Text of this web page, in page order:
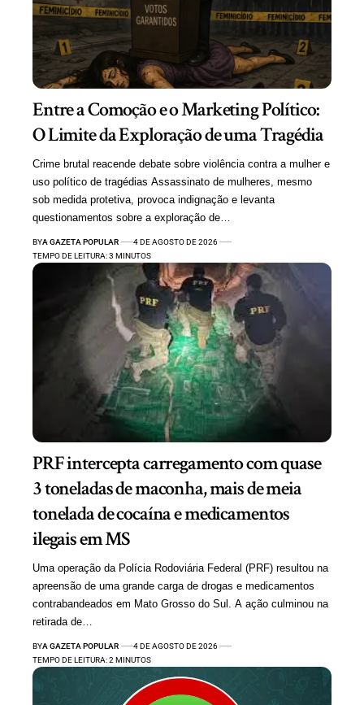
Entre a Comoção e o Marketing Político:
O Limite da Exploração de uma Tragédia
Crime brutal reacende debate sobre violência contra a mulher e
uso político de tragédias Assassinato de mulheres, mesmo
sob medida protetiva, provoca indignação e levanta
questionamentos sobre a exploração de…
BYA GAZETA POPULAR
4 DE AGOSTO DE 2026
TEMPO DE LEITURA: 3 MINUTOS
PRF intercepta carregamento com quase
3 toneladas de maconha, mais de meia
tonelada de cocaína e medicamentos
ilegais em MS
Uma operação da Polícia Rodoviária Federal (PRF) resultou na
apreensão de uma grande carga de drogas e medicamentos
contrabandeados em Mato Grosso do Sul. A ação culminou na
retirada de…
BYA GAZETA POPULAR
4 DE AGOSTO DE 2026
TEMPO DE LEITURA: 2 MINUTOS